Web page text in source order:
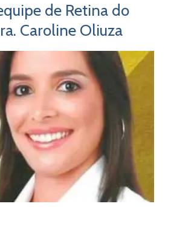
de Retina do
Caroline Oliuza